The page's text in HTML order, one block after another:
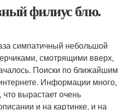
филиус блю.
симпатичный небольшой
смотрящими вверх,
Поиски по ближайшим
Информации много,
что вырастает очень
и на картинке, и на